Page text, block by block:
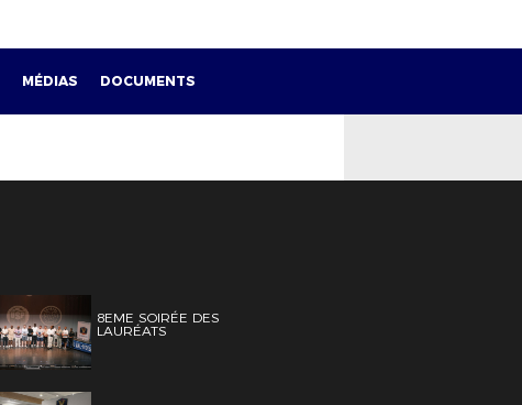
MÉDIAS DOCUMENTS
8EME SOIRÉE DES
LAURÉATS